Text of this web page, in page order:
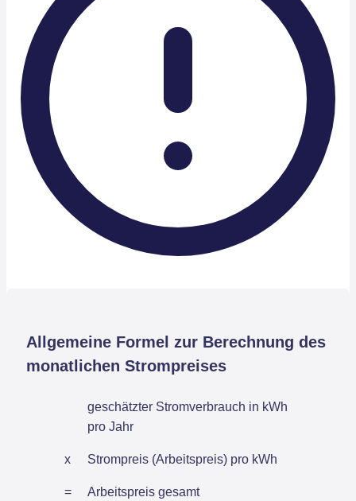
Allgemeine Formel zur Berechnung des
monatlichen Strompreises
geschätzter Stromverbrauch in kWh
pro Jahr
x Strompreis (Arbeitspreis) pro kWh
= Arbeitspreis gesamt